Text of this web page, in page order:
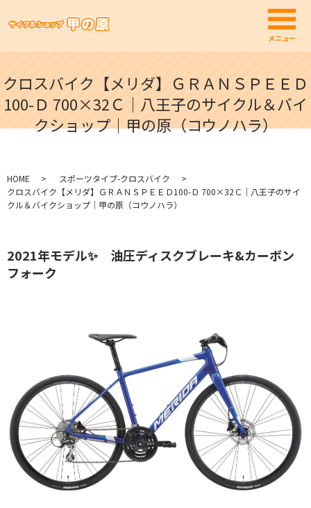
メ
メニュー
クロスバイク【メリダ】ＧＲＡＮＳＰＥＥＤ
100-Ｄ 700×32Ｃ｜八王子のサイクル＆バイ
クショップ｜甲の原（コウノハラ）
HOME
スポーツタイプ-クロスバイク
クロスバイク【メリダ】ＧＲＡＮＳＰＥＥＤ100-Ｄ 700×32Ｃ｜八王子のサイ
クル＆バイクショップ｜甲の原（コウノハラ）
2021年モデル✨ 油圧ディスクブレーキ&カーボン
フォーク